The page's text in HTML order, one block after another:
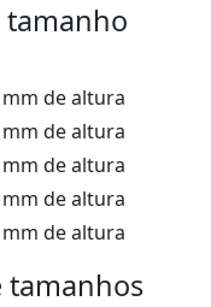
tamanho
de altura
de altura
de altura
de altura
de altura
tamanhos